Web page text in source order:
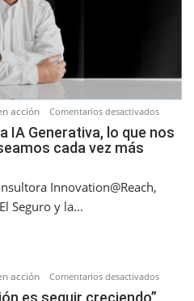
acción Comentarios desactivadosen
Mysler:
IA Generativa, lo que nos
cada vez más
Innovation@Reach,
Seguro y la...
acción Comentarios desactivadosen
es seguir creciendo”.